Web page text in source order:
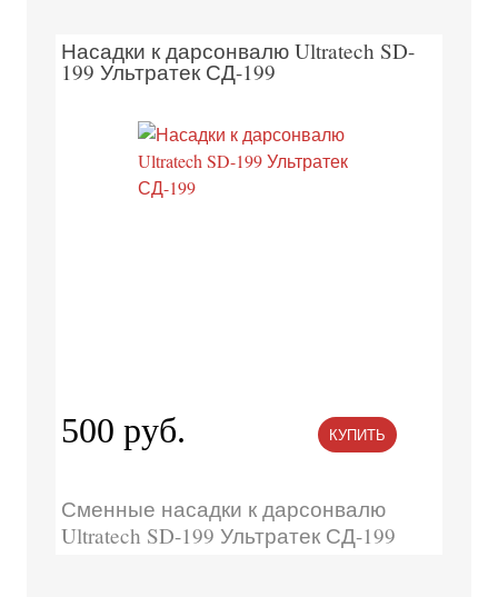
Насадки к дарсонвалю Ultratech SD-
199 Ультратек СД-199
500 руб. КУПИТЬ
Сменные насадки к дарсонвалю
Ultratech SD-199 Ультратек СД-199